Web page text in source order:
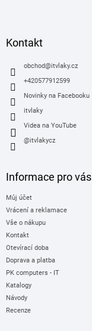
Kontakt
obchod@itvlaky.cz
+420577912599
Novinky na Facebooku
itvlaky
Videa na YouTube
@itvlakycz
Informace pro vás
Můj účet
Vrácení a reklamace
Vše o nákupu
Kontakt
Otevírací doba
Doprava a platba
PK computers - IT
Katalogy
Návody
Recenze